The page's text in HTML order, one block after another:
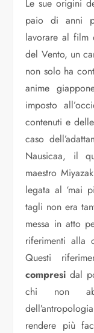
Le sue origini
paio di anni
lavorare al film
del Vento, un
non solo ha
anime
imposto
contenuti e
caso
Nausicaa, il
maestro
legata al ‘mai
tagli non era
messa in atto
riferimenti alla
Questi
compresi dal
chi non
rendere più